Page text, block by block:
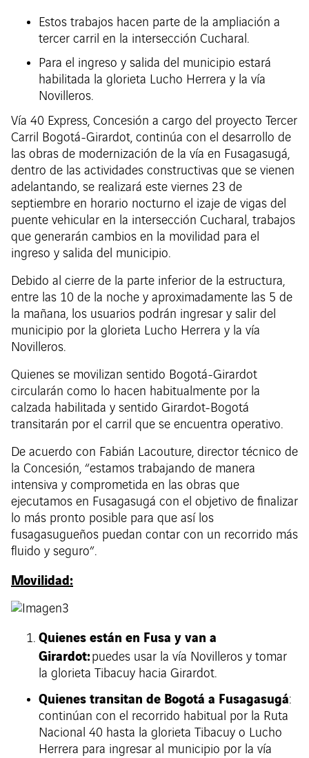
Estos trabajos hacen parte de la ampliación a
tercer carril en la intersección Cucharal.
Para el ingreso y salida del municipio estará
habilitada la glorieta Lucho Herrera y la vía
Novilleros.
Vía 40 Express, Concesión a cargo del proyecto Tercer
Carril Bogotá-Girardot, continúa con el desarrollo de
las obras de modernización de la vía en Fusagasugá,
dentro de las actividades constructivas que se vienen
adelantando, se realizará este viernes 23 de
septiembre en horario nocturno el izaje de vigas del
puente vehicular en la intersección Cucharal, trabajos
que generarán cambios en la movilidad para el
ingreso y salida del municipio.
Debido al cierre de la parte inferior de la estructura,
entre las 10 de la noche y aproximadamente las 5 de
la mañana, los usuarios podrán ingresar y salir del
municipio por la glorieta Lucho Herrera y la vía
Novilleros.
Quienes se movilizan sentido Bogotá-Girardot
circularán como lo hacen habitualmente por la
calzada habilitada y sentido Girardot-Bogotá
transitarán por el carril que se encuentra operativo.
De acuerdo con Fabián Lacouture, director técnico de
la Concesión, “estamos trabajando de manera
intensiva y comprometida en las obras que
ejecutamos en Fusagasugá con el objetivo de finalizar
lo más pronto posible para que así los
fusagasugueños puedan contar con un recorrido más
fluido y seguro”.
Movilidad:
Quienes están en Fusa y van a
Girardot:puedes usar la vía Novilleros y tomar
la glorieta Tibacuy hacia Girardot.
Quienes transitan de Bogotá a Fusagasugá:
continúan con el recorrido habitual por la Ruta
Nacional 40 hasta la glorieta Tibacuy o Lucho
Herrera para ingresar al municipio por la vía